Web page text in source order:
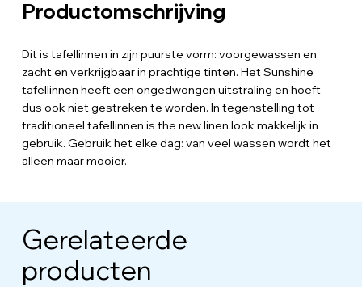
Productomschrijving
Dit is tafellinnen in zijn puurste vorm: voorgewassen en
zacht en verkrijgbaar in prachtige tinten. Het Sunshine
tafellinnen heeft een ongedwongen uitstraling en hoeft
dus ook niet gestreken te worden. In tegenstelling tot
traditioneel tafellinnen is the new linen look makkelijk in
gebruik. Gebruik het elke dag: van veel wassen wordt het
alleen maar mooier.
Gerelateerde
producten